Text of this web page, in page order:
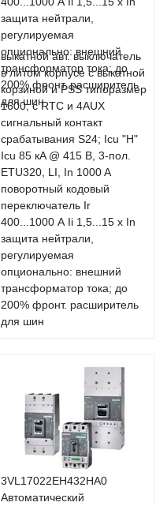
выкатной авт. выключатель
в литом корпусе с выкатной
корзиной и PSS типоразмер
1600; с RTC и 4AUX
сигнальный контакт
срабатывания S24; Icu "H"
Icu 85 кA @ 415 В, 3-пол.
ETU320, LI, In 1000 A
поворотный кодовый
переключатель Ir
400...1000 А Ii 1,5...15 x In
защита нейтрали,
регулируемая
опционально: внешний
трансформатор тока; до
200% фронт. расширитель
для шин
3VL17022EH432HA0
Автоматический